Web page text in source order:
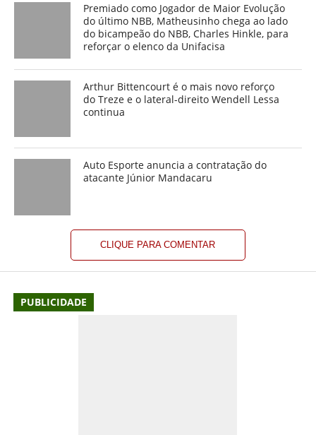
Premiado como Jogador de Maior Evolução
do último NBB, Matheusinho chega ao lado
do bicampeão do NBB, Charles Hinkle, para
reforçar o elenco da Unifacisa
Arthur Bittencourt é o mais novo reforço
do Treze e o lateral-direito Wendell Lessa
continua
Auto Esporte anuncia a contratação do
atacante Júnior Mandacaru
CLIQUE PARA COMENTAR
PUBLICIDADE